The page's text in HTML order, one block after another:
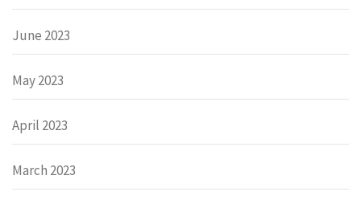
June 2023
May 2023
April 2023
March 2023